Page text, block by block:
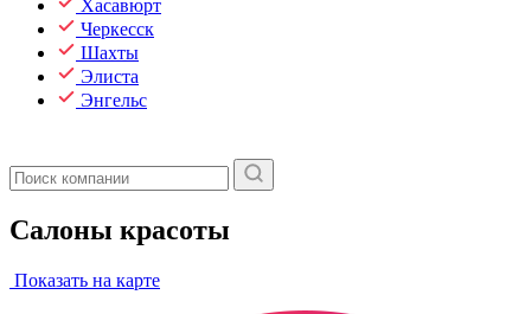
Хасавюрт
Черкесск
Шахты
Элиста
Энгельс
Салоны красоты
Показать на карте